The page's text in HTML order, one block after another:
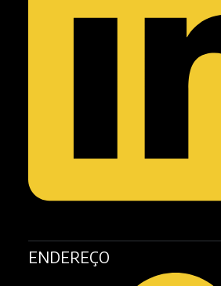
ENDEREÇO